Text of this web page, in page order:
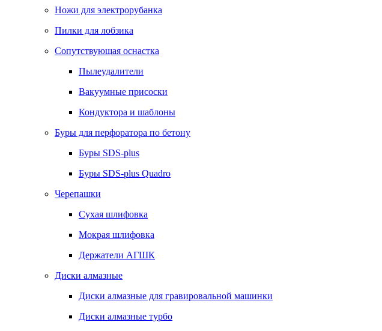
Ножи для электрорубанка
Пилки для лобзика
Сопутствующая оснастка
Пылеудалители
Вакуумные присоски
Кондуктора и шаблоны
Буры для перфоратора по бетону
Буры SDS-plus
Буры SDS-plus Quadro
Черепашки
Сухая шлифовка
Мокрая шлифовка
Держатели АГШК
Диски алмазные
Диски алмазные для гравировальной машинки
Диски алмазные турбо